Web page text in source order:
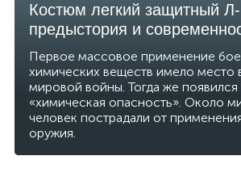
Костюм легкий защитный
предыстория и
Первое массовое применение
химических веществ имело место
мировой войны. Тогда же
«химическая опасность». Около
человек пострадали от
оружия.